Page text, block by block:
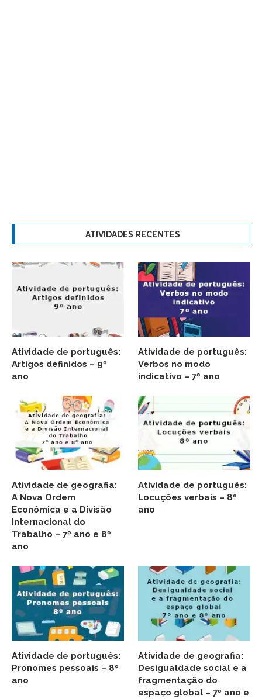
ATIVIDADES RECENTES
Atividade de português:
Artigos definidos – 9º
ano
Atividade de português:
Verbos no modo
indicativo – 7º ano
Atividade de geografia:
A Nova Ordem
Econômica e a Divisão
Internacional do
Trabalho – 7º ano e 8º
ano
Atividade de português:
Locuções verbais – 8º
ano
Atividade de português:
Pronomes pessoais – 8º
ano
Atividade de geografia:
Desigualdade social e a
fragmentação do
espaço global – 7º ano e